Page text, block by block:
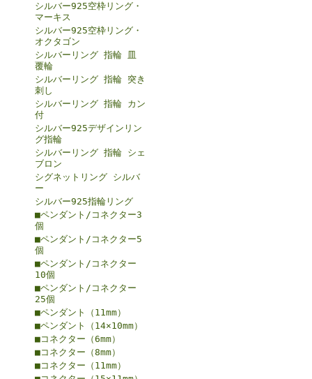
シルバー925空枠リング・
マーキス
シルバー925空枠リング・
オクタゴン
シルバーリング 指輪 皿
覆輪
シルバーリング 指輪 突き
刺し
シルバーリング 指輪 カン
付
シルバー925デザインリン
グ指輪
シルバーリング 指輪 シェ
ブロン
シグネットリング シルバ
ー
シルバー925指輪リング
■ペンダント/コネクター3
個
■ペンダント/コネクター5
個
■ペンダント/コネクター
10個
■ペンダント/コネクター
25個
■ペンダント（11mm）
■ペンダント（14×10mm）
■コネクター（6mm）
■コネクター（8mm）
■コネクター（11mm）